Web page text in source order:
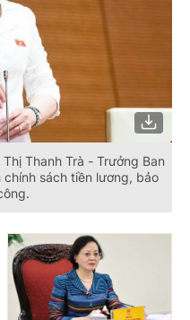
Thanh Trà - Trưởng Ban
sách tiền lương, bảo